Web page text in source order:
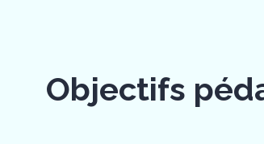
Objectifs